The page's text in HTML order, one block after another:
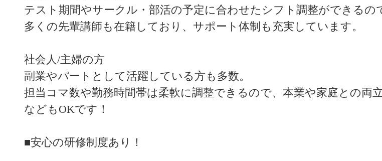
テスト期間やサークル・部活の予定に合わせたシフト調整ができるの
多くの先輩講師も在籍しており、サポート体制も充実しています。
社会人/主婦の方
副業やパートとして活躍している方も多数。
担当コマ数や勤務時間帯は柔軟に調整できるので、本業や家庭との両
などもOKです！
■安心の研修制度あり！